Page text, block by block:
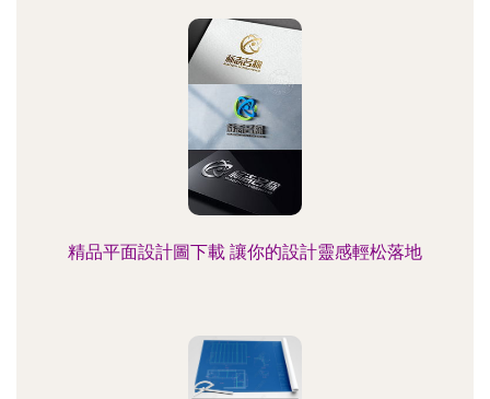
精品平面設計圖下載 讓你的設計靈感輕松落地